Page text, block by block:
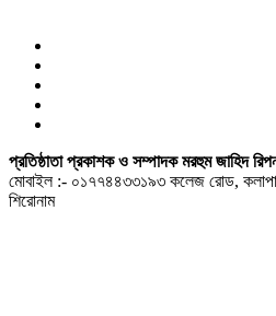
প্রতিষ্ঠাতা প্রকাশক ও সম্পাদক মরহুম জাহিদ
মোবাইল :- ০১৭৭৪৪৩৩১৯৩ কলেজ রোড,
শিরোনাম